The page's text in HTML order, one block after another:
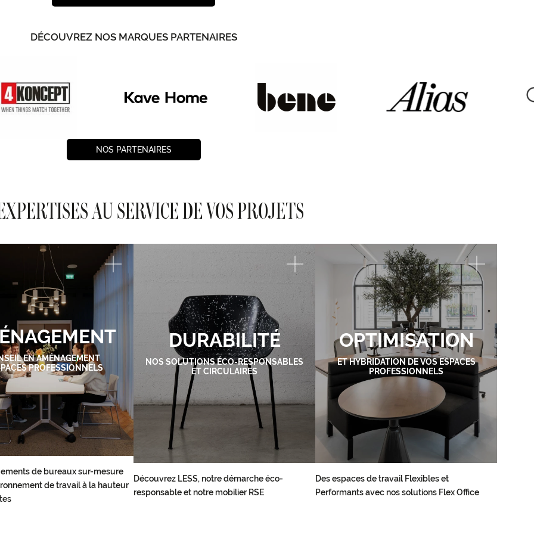
DÉCOUVREZ NOS MARQUES PARTENAIRES
NOS PARTENAIRES
AU SERVICE DE VOS PROJETS
EN AMÉNAGEMENT
PROFESSIONNELS
de bureaux sur-mesure
de travail à la hauteur
DURABILITÉ
NOS SOLUTIONS ÉCO-RESPONSABLES
ET CIRCULAIRES
Découvrez LESS, notre démarche éco-
responsable et notre mobilier RSE
OPTIMISATION
ET HYBRIDATION DE VOS ESPACES
PROFESSIONNELS
Des espaces de travail Flexibles et
Performants avec nos solutions Flex Office